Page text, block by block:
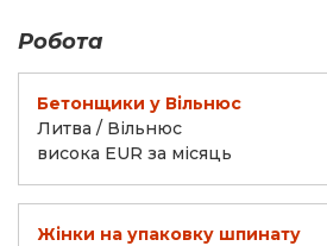
Робота
Бетонщики у Вільнюс
Литва / Вільнюс
висока EUR за місяць
Жінки на упаковку шпинату